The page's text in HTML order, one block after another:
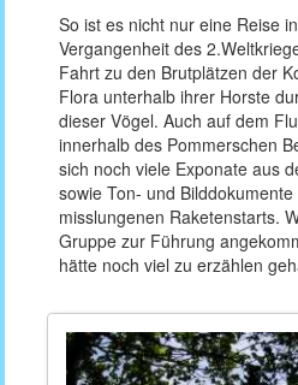
So ist es nicht nur eine Reise
Vergangenheit des
Fahrt zu den Brutplätzen der
Flora unterhalb ihrer Horste
dieser Vögel. Auch auf dem
innerhalb des Pommerschen
sich noch viele Exponate aus
sowie Ton- und
misslungenen Raketenstarts.
Gruppe zur Führung
hätte noch viel zu erzählen